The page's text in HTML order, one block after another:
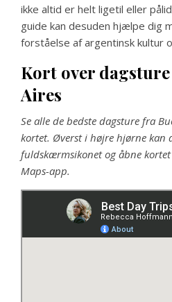
ikke altid er helt ligetil eller
guide kan desuden hjælpe dig
forståelse af argentinsk kultur
Kort over
Aires
Se alle de bedste dagsture fra
kortet. Øverst i højre hjørne kan
fuldskærmsikonet og åbne
Maps-app.